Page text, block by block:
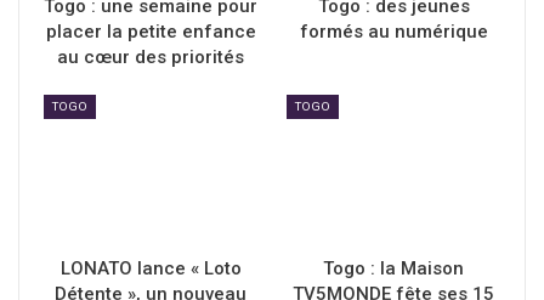
Togo : une semaine pour
placer la petite enfance
au cœur des priorités
Togo : des jeunes
formés au numérique
TOGO
LONATO lance « Loto
Détente », un nouveau
TOGO
Togo : la Maison
TV5MONDE fête ses 15